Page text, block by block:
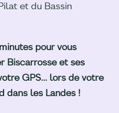
et du Bassin
pour vous
Biscarrosse et ses
GPS... lors de votre
dans les Landes !